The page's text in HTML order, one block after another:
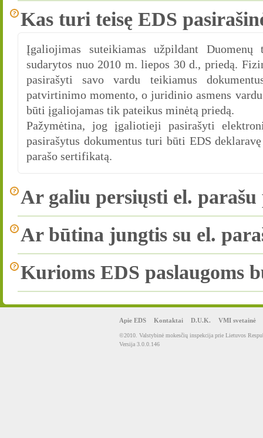
Kas turi teisę EDS
Įgaliojimas suteikiamas užpildant
sudarytos nuo 2010 m. liepos 30 d., priedą.
pasirašyti savo vardu teikiamus
patvirtinimo momento, o juridinio asmens
būti įgaliojamas tik pateikus minėtą priedą.
Pažymėtina, jog įgaliotieji pasirašyti
pasirašytus dokumentus turi būti EDS
parašo sertifikatą.
Ar galiu persiųsti el.
Ar būtina jungtis su el.
Kurioms EDS paslaugoms
Apie EDS Kontaktai D.U.K. VMI svetainė
©2010. Valstybinė mokesčių inspekcija prie Lietuvos
Versija 3.0.0.146